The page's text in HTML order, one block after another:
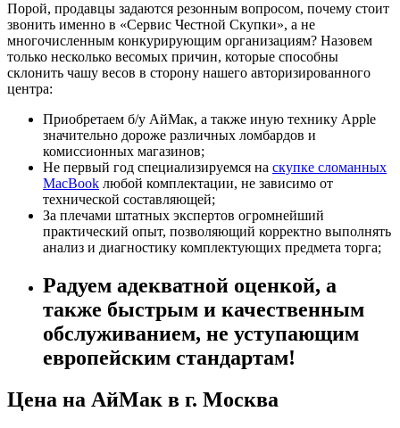
Порой, продавцы задаются резонным вопросом, почему стоит
звонить именно в «Сервис Честной Скупки», а не
многочисленным конкурирующим организациям? Назовем
только несколько весомых причин, которые способны
склонить чашу весов в сторону нашего авторизированного
центра:
Приобретаем б/у АйМак, а также иную технику Apple
значительно дороже различных ломбардов и
комиссионных магазинов;
Не первый год специализируемся на скупке сломанных
MacBook любой комплектации, не зависимо от
технической составляющей;
За плечами штатных экспертов огромнейший
практический опыт, позволяющий корректно выполнять
анализ и диагностику комплектующих предмета торга;
Радуем адекватной оценкой, а
также быстрым и качественным
обслуживанием, не уступающим
европейским стандартам!
Цена на АйМак в г. Москва